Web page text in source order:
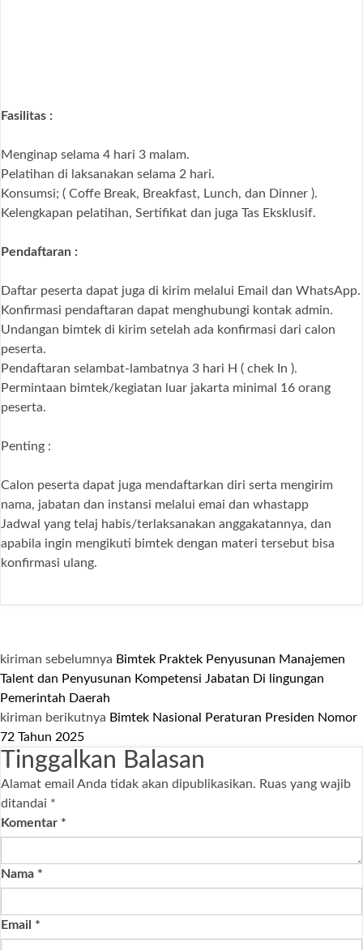
Fasilitas :
Menginap selama 4 hari 3 malam.
Pelatihan di laksanakan selama 2 hari.
Konsumsi; ( Coffe Break, Breakfast, Lunch, dan Dinner ).
Kelengkapan pelatihan, Sertifikat dan juga Tas Eksklusif.
Pendaftaran :
Daftar peserta dapat juga di kirim melalui Email dan WhatsApp.
Konfirmasi pendaftaran dapat menghubungi kontak admin.
Undangan bimtek di kirim setelah ada konfirmasi dari calon
peserta.
Pendaftaran selambat-lambatnya 3 hari H ( chek In ).
Permintaan bimtek/kegiatan luar jakarta minimal 16 orang
peserta.
Penting :
Calon peserta dapat juga mendaftarkan diri serta mengirim
nama, jabatan dan instansi melalui emai dan whastapp
Jadwal yang telaj habis/terlaksanakan anggakatannya, dan
apabila ingin mengikuti bimtek dengan materi tersebut bisa
konfirmasi ulang.
kiriman sebelumnya Bimtek Praktek Penyusunan Manajemen
Talent dan Penyusunan Kompetensi Jabatan Di lingungan
Pemerintah Daerah
kiriman berikutnya Bimtek Nasional Peraturan Presiden Nomor
72 Tahun 2025
Tinggalkan Balasan
Alamat email Anda tidak akan dipublikasikan. Ruas yang wajib
ditandai *
Komentar *
Nama *
Email *